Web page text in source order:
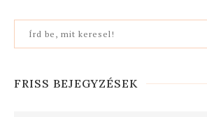
FRISS BEJEGYZÉSEK